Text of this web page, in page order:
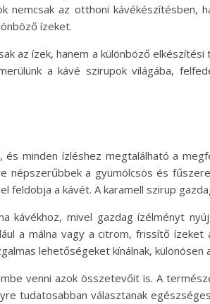
nemcsak az otthoni
ízeket.
az ízek, hanem a különböző
a kávé szirupok világába,
minden ízléshez megtalálható a
a gyümölcsös és
feldobja a kávét. A karamell szirup
kávékhoz, mivel gazdag ízélményt
a málna vagy a citrom, frissítő
lehetőségeket kínálnak,
venni azok összetevőit is. A
tudatosabban választanak